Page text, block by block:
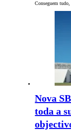
Conseguem
Nova
toda a